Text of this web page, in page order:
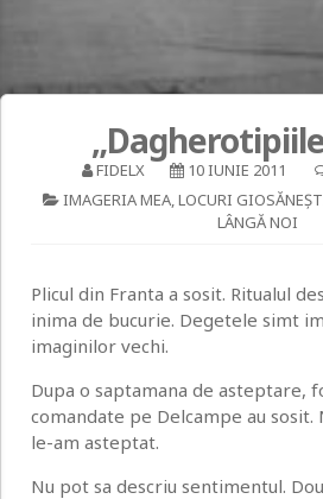
FIDELX 10 IUNIE 2011
IMAGERIA MEA,LOCURI
LÂNGĂ NOI
Plicul din Franta a sosit. Ritualul
inima de bucurie. Degetele simt
imaginilor vechi.
Dupa o saptamana de asteptare,
comandate pe Delcampe au sosit.
le-am asteptat.
Nu pot sa descriu sentimentul.